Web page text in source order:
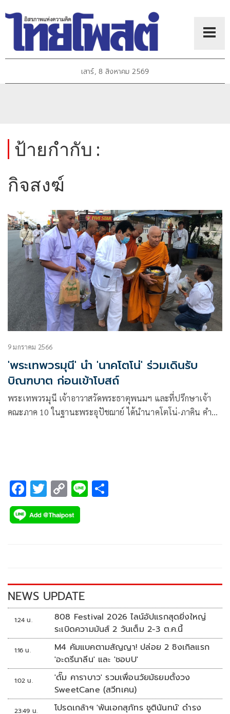
เสาร์, 8 สิงหาคม 2569
ป้ายกำกับ :
กิจสงฆ์
9 มกราคม 2566
'พระเทพวรมุนี' นำ 'นาคโตโน่' ร่วมเดินรับ
บิณฑบาต ก่อนเข้าโบสถ์
พระเทพวรมุนี เจ้าอาวาสวัดพระธาตุพนมฯ และที่ปรึกษาเจ้า
คณะภาค 10 ในฐานะพระอุปัชฌาย์ ได้นำนาคโตโน่-ภาคิน คำ
F
ac
e
k
T
wi
tt
C
o
p
k
Li
NEWS UPDATE
1:24 น.
808 Festival 2026 ไลน์อัปแรกสุดยิ่งใหญ่
ระเบิดความมันส์ 2 วันเต็ม 2-3 ต.ค.นี้
1:16 น.
M4 คัมแบคตามสัญญา! ปล่อย 2 ซิงเกิลแรก
'อะดรีนาลีน' และ 'ชอบU'
1:02 น.
'ดั๊ม คาราบาว' รวมเพื่อนวัยมัธยมตั้งวง
SweetCane (สวีทเคน)
23:49 น.
โปรดเกล้าฯ 'พันเอกสุภัทร ชูตินันทน์' ดำรง